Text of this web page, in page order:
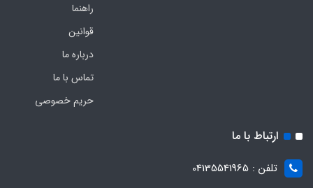
راهنما
قوانین
درباره ما
تماس با ما
حریم خصوصی
ارتباط با ما
تلفن : 04135541965